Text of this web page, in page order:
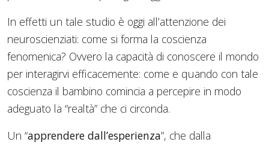
In effetti un tale studio è oggi all’attenzione dei
neuroscienziati: come si forma la coscienza
fenomenica? Ovvero la capacità di conoscere il mondo
per interagirvi efficacemente: come e quando con tale
coscienza il bambino comincia a percepire in modo
adeguato la “realtà” che ci circonda.
Un “apprendere dall’esperienza”, che dalla